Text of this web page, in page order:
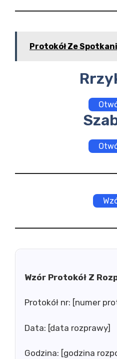
Protokół Ze
Wzór Protokół Z
Protokół nr: [numer
Data: [data rozprawy]
Godzina: [godzina